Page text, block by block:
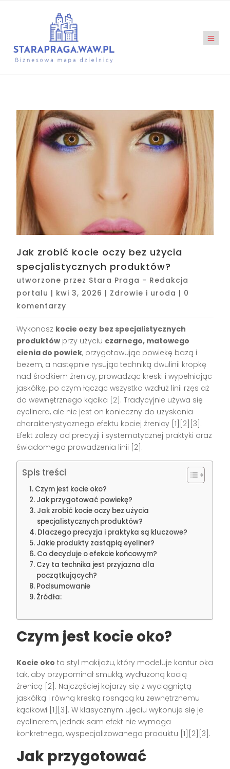
Jak zrobić kocie oczy bez użycia
specjalistycznych produktów?
utworzone przez Stara Praga - Redakcja
portalu | kwi 3, 2026 | Zdrowie i uroda | 0
komentarzy
Wykonasz kocie oczy bez specjalistycznych
produktów przy użyciu czarnego, matowego
cienia do powiek, przygotowując powiekę bazą i
beżem, a następnie rysując techniką dwulinii kropkę
nad środkiem źrenicy, prowadząc kreski i wypełniając
jaskółkę, po czym łącząc wszystko wzdłuż linii rzęs aż
do wewnętrznego kącika [2]. Tradycyjnie używa się
eyelinera, ale nie jest on konieczny do uzyskania
charakterystycznego efektu kociej źrenicy [1][2][3].
Efekt zależy od precyzji i systematycznej praktyki oraz
świadomego prowadzenia linii [2].
Spis treści
Czym jest kocie oko?
Jak przygotować powiekę?
Jak zrobić kocie oczy bez użycia
specjalistycznych produktów?
Dlaczego precyzja i praktyka są kluczowe?
Jakie produkty zastąpią eyeliner?
Co decyduje o efekcie końcowym?
Czy ta technika jest przyjazna dla
początkujących?
Podsumowanie
Źródła:
Czym jest kocie oko?
Kocie oko to styl makijażu, który modeluje kontur oka
tak, aby przypominał smukłą, wydłużoną kocią
źrenicę [2]. Najczęściej kojarzy się z wyciągniętą
jaskółką i równą kreską rosnącą ku zewnętrznemu
kącikowi [1][3]. W klasycznym ujęciu wykonuje się je
eyelinerem, jednak sam efekt nie wymaga
konkretnego, wyspecjalizowanego produktu [1][2][3].
Jak przygotować